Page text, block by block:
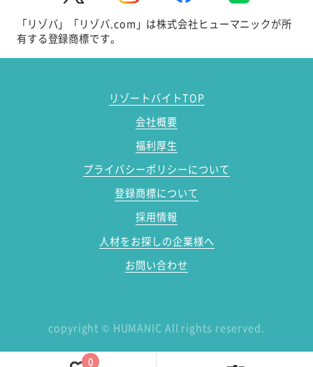
「リゾバ」「リゾバ.com」は株式会社ヒューマニックが所
有する登録商標です。
リゾートバイトTOP
会社概要
福利厚生
プライバシーポリシーについて
登録商標について
採用情報
人材をお探しの企業様へ
お問い合わせ
copyright © HUMANIC All rights reserved.
0